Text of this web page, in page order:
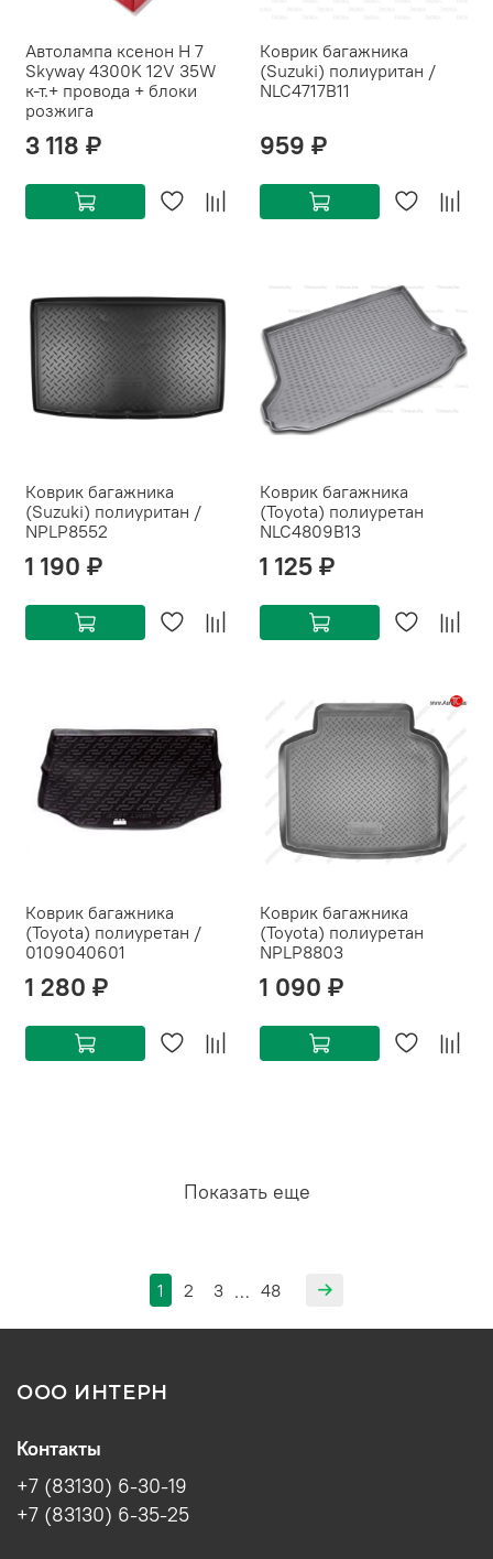
Автолампа ксенон H 7
Skyway 4300K 12V 35W
к-т.+ провода + блоки
розжига
3 118 ₽
Коврик багажника
(Suzuki) полиуритан /
NLC4717B11
959 ₽
Коврик багажника
(Suzuki) полиуритан /
NPLP8552
1 190 ₽
Коврик багажника
(Toyota) полиуретан
NLC4809B13
1 125 ₽
Коврик багажника
(Toyota) полиуретан /
0109040601
1 280 ₽
Коврик багажника
(Toyota) полиуретан
NPLP8803
1 090 ₽
Показать еще
1 2 3 … 48
ООО ИНТЕРН
Контакты
+7 (83130) 6-30-19
+7 (83130) 6-35-25